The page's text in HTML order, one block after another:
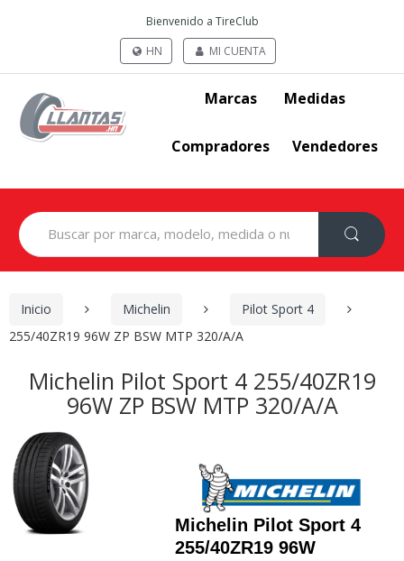
Bienvenido a TireClub
HN
MI CUENTA
Marcas Medidas
Compradores Vendedores
Search
for:
Inicio Michelin
Pilot Sport 4
255/40ZR19 96W ZP BSW MTP 320/A/A
Michelin Pilot Sport 4 255/40ZR19
96W ZP BSW MTP 320/A/A
Michelin Pilot Sport 4
255/40ZR19 96W